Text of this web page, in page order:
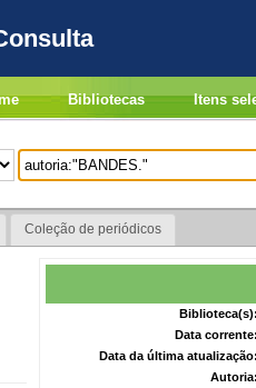
Bibliotecas Itens
Coleção de periódicos
Biblioteca(s):
Data corrente:
Data da última atualização:
Autoria: